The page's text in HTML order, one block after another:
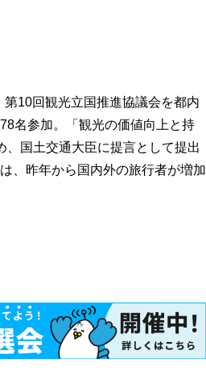
10回観光立国推進協議会を都内
名参加。「観光の価値向上と持
国土交通大臣に提言として提出
、昨年から国内外の旅行者が増加